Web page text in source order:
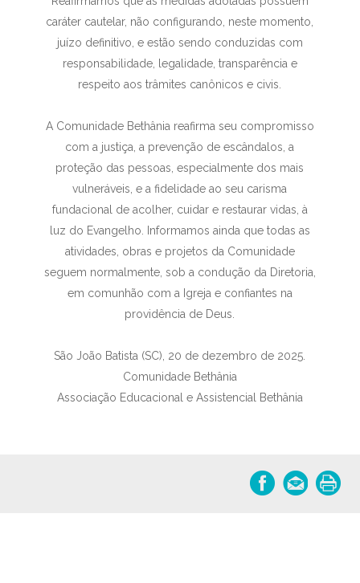
caráter cautelar, não configurando, neste momento,
juízo definitivo, e estão sendo conduzidas com
responsabilidade, legalidade, transparência e
respeito aos trâmites canônicos e civis.
A Comunidade Bethânia reafirma seu compromisso
com a justiça, a prevenção de escândalos, a
proteção das pessoas, especialmente dos mais
vulneráveis, e a fidelidade ao seu carisma
fundacional de acolher, cuidar e restaurar vidas, à
luz do Evangelho. Informamos ainda que todas as
atividades, obras e projetos da Comunidade
seguem normalmente, sob a condução da Diretoria,
em comunhão com a Igreja e confiantes na
providência de Deus.
São João Batista (SC), 20 de dezembro de 2025.
Comunidade Bethânia
Associação Educacional e Assistencial Bethânia